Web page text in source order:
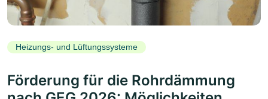
Heizungs- und Lüftungssysteme
Förderung für die Rohrdämmung